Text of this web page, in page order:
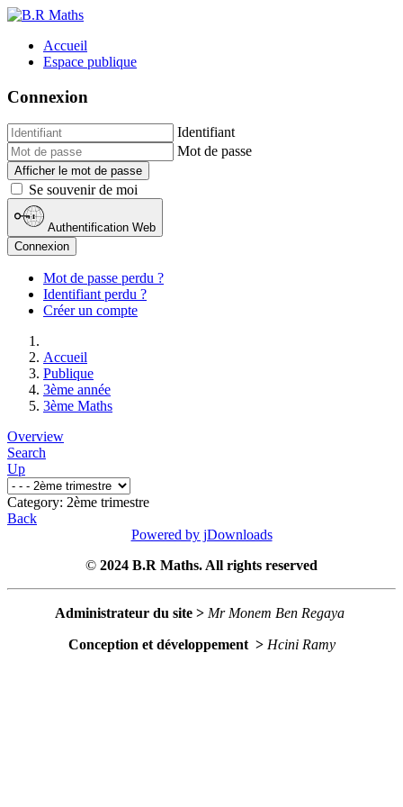
Accueil
Espace publique
Connexion
Identifiant
Mot de passe
Afficher le mot de passe
Se souvenir de moi
Authentification Web
Connexion
Mot de passe perdu ?
Identifiant perdu ?
Créer un compte
Accueil
Publique
3ème année
3ème Maths
Overview
Search
Up
Category: 2ème trimestre
Back
Powered by jDownloads
© 2024 B.R Maths. All rights reserved
Administrateur du site > Mr Monem Ben Regaya
Conception et développement > Hcini Ramy